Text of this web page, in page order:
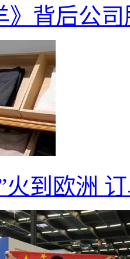
》背后公
火到欧洲